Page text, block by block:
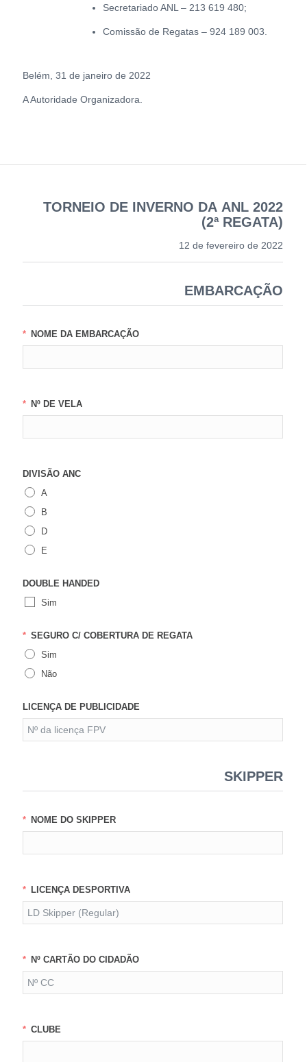
Secretariado ANL – 213 619 480;
Comissão de Regatas – 924 189 003.
Belém, 31 de janeiro de 2022
A Autoridade Organizadora.
TORNEIO DE INVERNO DA ANL 2022
(2ª REGATA)
12 de fevereiro de 2022
EMBARCAÇÃO
NOME DA EMBARCAÇÃO
Nº DE VELA
DIVISÃO ANC
A
B
D
E
DOUBLE HANDED
Sim
SEGURO C/ COBERTURA DE REGATA
Sim
Não
LICENÇA DE PUBLICIDADE
SKIPPER
NOME DO SKIPPER
LICENÇA DESPORTIVA
Nº CARTÃO DO CIDADÃO
CLUBE